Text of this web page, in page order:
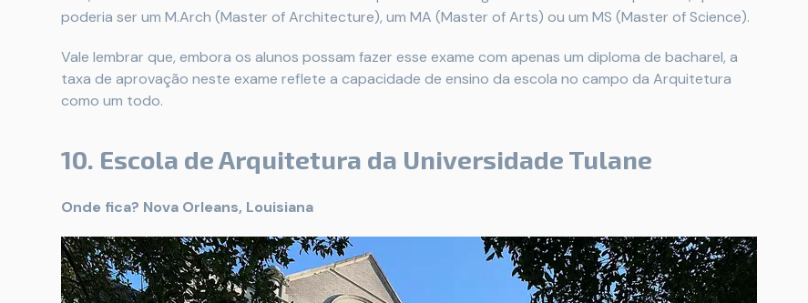
poderia ser um M.Arch (Master of Architecture), um MA (Master of Arts) ou um MS (Master of Science).
Vale lembrar que, embora os alunos possam fazer esse exame com apenas um diploma de bacharel, a
taxa de aprovação neste exame reflete a capacidade de ensino da escola no campo da Arquitetura
como um todo.
10. Escola de Arquitetura da Universidade Tulane
Onde fica? Nova Orleans, Louisiana